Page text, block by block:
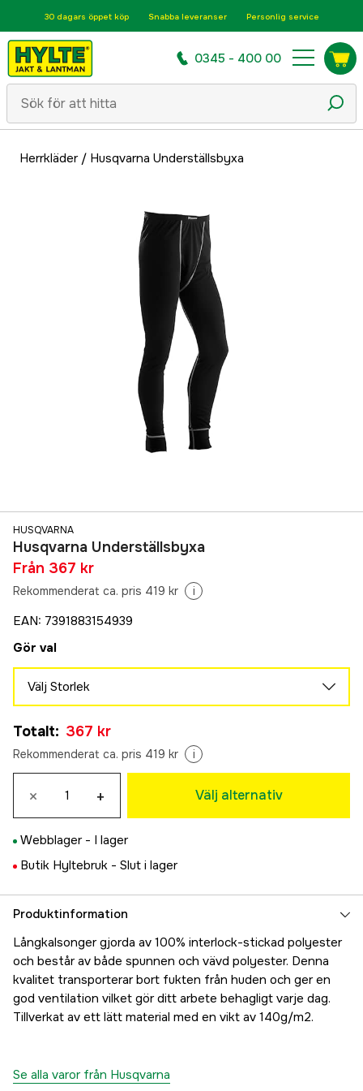
30 dagars öppet köp Snabba leveranser Personlig service
0345 - 400 00
Herrkläder/ Husqvarna Underställsbyxa
HUSQVARNA
Husqvarna Underställsbyxa
Från 367 kr
Rekommenderat ca. pris 419 kr i
EAN: 7391883154939
Gör val
Välj Storlek
367 kr
M
367 kr
367 kr
Totalt: 367 kr
Rekommenderat ca. pris 419 kr i
× + Välj alternativ
Webblager - I lager
Butik Hyltebruk - Slut i lager
Produktinformation
Långkalsonger gjorda av 100% interlock-stickad polyester
och består av både spunnen och vävd polyester. Denna
kvalitet transporterar bort fukten från huden och ger en
god ventilation vilket gör ditt arbete behagligt varje dag.
Tillverkat av ett lätt material med en vikt av 140g/m2.
Se alla varor från Husqvarna